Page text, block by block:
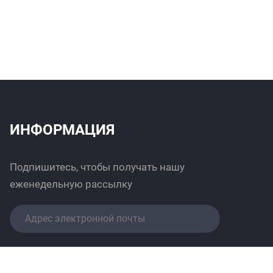
ИНФОРМАЦИЯ
Подпишитесь, чтобы получать нашу
еженедельную рассылку